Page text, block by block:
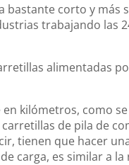
bastante corto y más
trabajando las
alimentadas
kilómetros, como
de pila de
tienen que hacer
carga, es similar a la